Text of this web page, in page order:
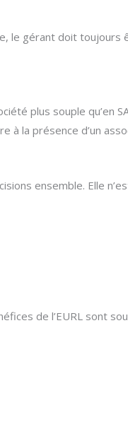
le gérant doit toujours
plus souple qu’en
la présence d’un
ensemble. Elle
de l’EURL sont